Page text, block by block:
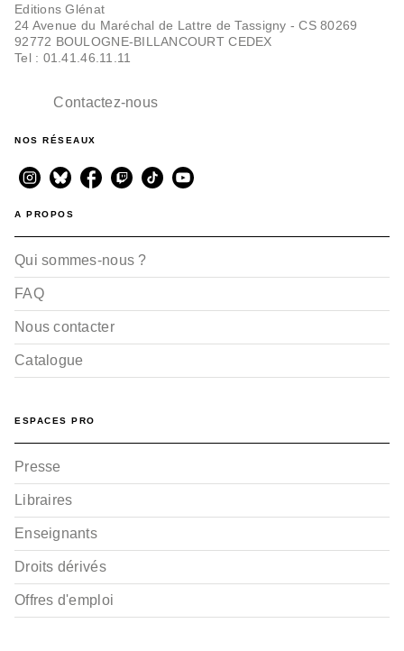
Editions Glénat
24 Avenue du Maréchal de Lattre de Tassigny - CS 80269
92772 BOULOGNE-BILLANCOURT CEDEX
Tel : 01.41.46.11.11
Contactez-nous
NOS RÉSEAUX
A PROPOS
Qui sommes-nous ?
FAQ
Nous contacter
Catalogue
ESPACES PRO
Presse
Libraires
Enseignants
Droits dérivés
Offres d'emploi